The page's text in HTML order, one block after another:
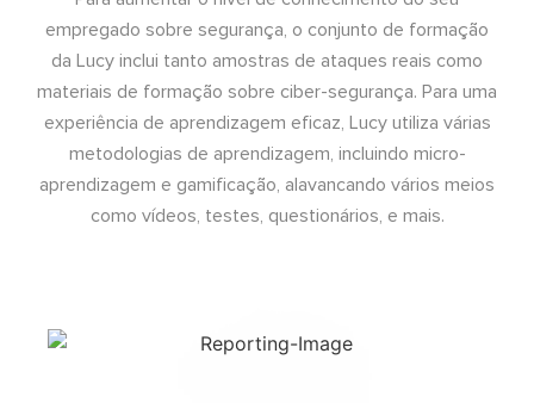
empregado sobre segurança, o conjunto de formação
da Lucy inclui tanto amostras de ataques reais como
materiais de formação sobre ciber-segurança. Para uma
experiência de aprendizagem eficaz, Lucy utiliza várias
metodologias de aprendizagem, incluindo micro-
aprendizagem e gamificação, alavancando vários meios
como vídeos, testes, questionários, e mais.